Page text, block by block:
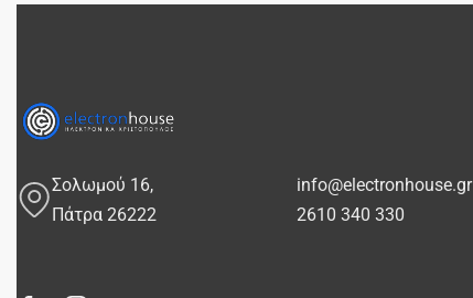
Σολωμού 16,
Πάτρα 26222
info@electronhouse.gr
2610 340 330